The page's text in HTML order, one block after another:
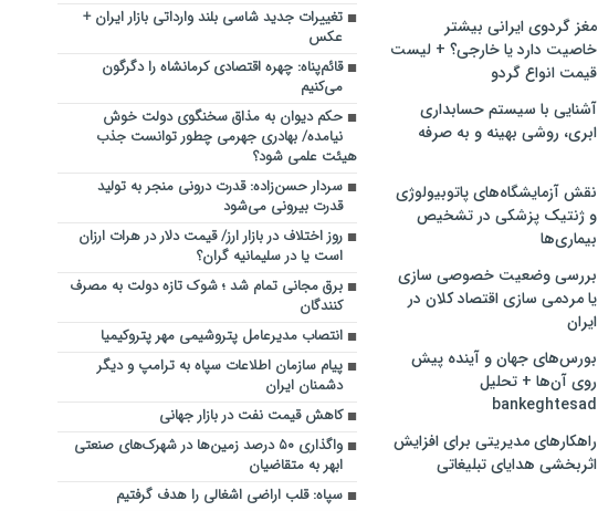
مغز گردوی ایرانی بیشتر
خاصیت دارد یا خارجی؟ + لیست
قیمت انواع گردو
آشنایی با سیستم حسابداری
ابری، روشی بهینه و به صرفه
نقش آزمایشگاه‌های پاتوبیولوژی
و ژنتیک پزشکی در تشخیص
بیماری‌ها
بررسی وضعیت خصوصی سازی
یا مردمی سازی اقتصاد کلان در
ایران
بورس‌های جهان و آینده پیش
روی آن‌ها + تحلیل
bankeghtesad
راهکارهای مدیریتی برای افزایش
اثربخشی هدایای تبلیغاتی
تغییرات جدید شاسی بلند وارداتی بازار ایران +
عکس
قائم‌پناه: چهره اقتصادی کرمانشا‌ه را دگرگون
می‌کنیم
حکم دیوان به مذاق سخنگوی دولت خوش
نیامده/ بهادری جهرمی چطور توانست جذب
هیئت علمی شود؟
سردار حسن‌زاده: قدرت درونی منجر به تولید
قدرت بیرونی می‌شود
روز اختلاف در بازار ارز/ قیمت دلار در هرات ارزان
است یا در سلیمانیه گران؟
برق مجانی تمام شد ؛ شوک تازه دولت به مصرف
کنندگان
انتصاب مدیرعامل پتروشیمی مهر پتروکیمیا
پیام سازمان اطلاعات سپاه به ترامپ و دیگر
دشمنان ایران
کاهش قیمت نفت در بازار جهانی
واگذاری ۵۰ درصد زمین‌ها در شهرک‌های صنعتی
ابهر به متقاضیان
سپاه: قلب اراضی اشغالی را هدف گرفتیم